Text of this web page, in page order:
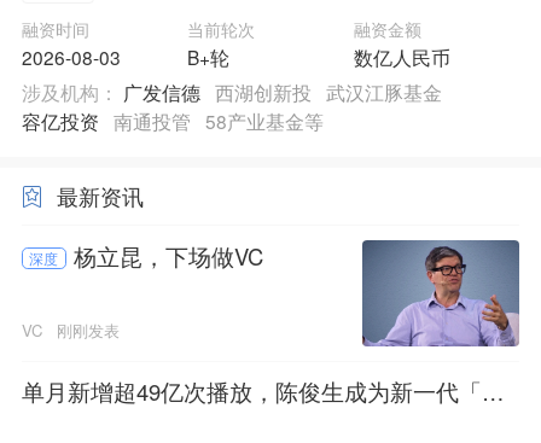
融资时间
2026-08-03
当前轮次
B+轮
融资金额
数亿人民币
涉及机构： 广发信德 西湖创新投 武汉江豚基金
容亿投资 南通投管 58产业基金等
最新资讯
深度 杨立昆，下场做VC
VC 刚刚发表
单月新增超49亿次播放，陈俊生成为新一代「mo